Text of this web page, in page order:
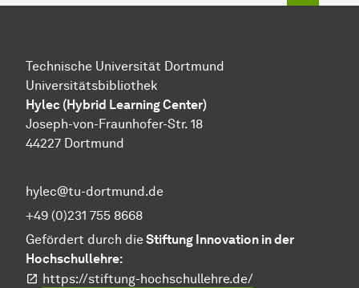
Technische Universität Dortmund
Universitätsbibliothek
Hylec (Hybrid Learning Center)
Joseph-von-Fraunhofer-Str. 18
44227 Dortmund
hylec@tu-dortmund.de
+49 (0)231 755 8668
Gefördert durch dieStiftung Innovation in der
Hochschullehre:
https://stiftung-hochschullehre.de/